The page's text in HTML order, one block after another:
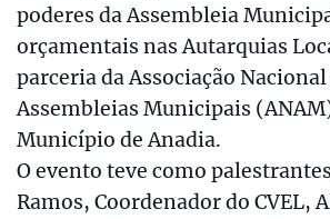
poderes da Assembleia
orçamentais nas Autarquias
parceria da Associação Nacional
Assembleias Municipais
Município de Anadia.
O evento teve como
Ramos, Coordenador do CVEL,